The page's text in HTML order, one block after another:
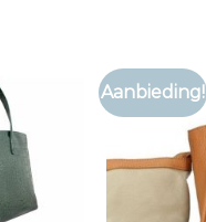
Aanbieding!